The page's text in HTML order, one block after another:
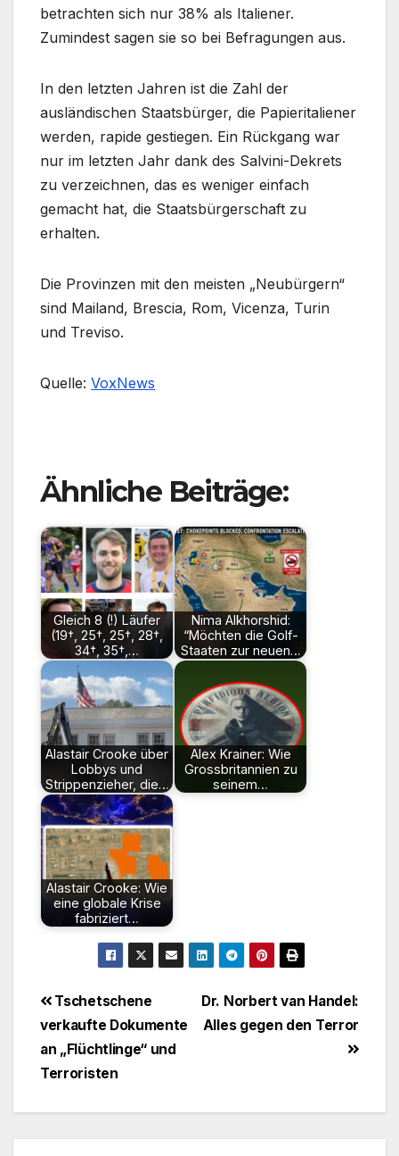
betrachten sich nur 38% als Italiener.
Zumindest sagen sie so bei Befragungen aus.
In den letzten Jahren ist die Zahl der
ausländischen Staatsbürger, die Papieritaliener
werden, rapide gestiegen. Ein Rückgang war
nur im letzten Jahr dank des Salvini-Dekrets
zu verzeichnen, das es weniger einfach
gemacht hat, die Staatsbürgerschaft zu
erhalten.
Die Provinzen mit den meisten „Neubürgern“
sind Mailand, Brescia, Rom, Vicenza, Turin
und Treviso.
Quelle: VoxNews
Ähnliche Beiträge:
Gleich 8 (!) Läufer
(19†, 25†, 25†, 28†,
34†, 35†,…
Nima Alkhorshid:
“Möchten die Golf-
Staaten zur neuen…
Alastair Crooke über
Lobbys und
Strippenzieher, die…
Alex Krainer: Wie
Grossbritannien zu
seinem…
Alastair Crooke: Wie
eine globale Krise
fabriziert…
Beitragsnavigation
Dr. Norbert van Handel:
Alles gegen den Terror
Tschetschene
verkaufte Dokumente
an „Flüchtlinge“ und
Terroristen